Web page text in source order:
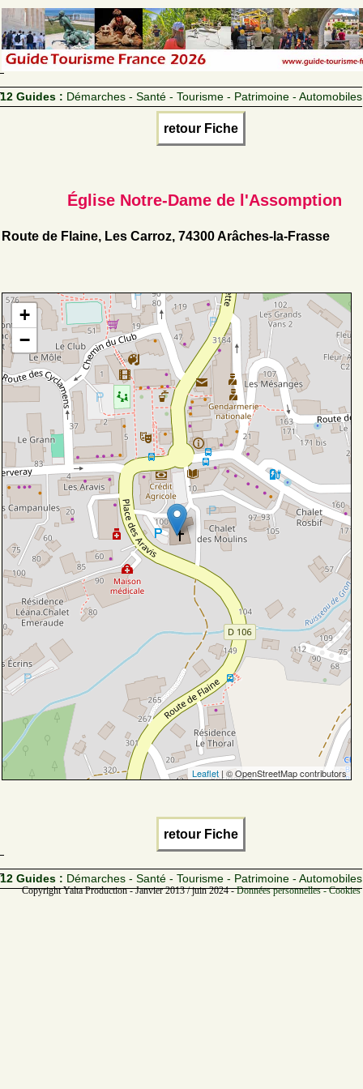
12 Guides : Démarches - Santé - Tourisme - Patrimoine - Automobiles
retour Fiche
Église Notre-Dame de l'Assomption
Route de Flaine, Les Carroz, 74300 Arâches-la-Frasse
+
−
Leaflet| © OpenStreetMap contributors
retour Fiche
12 Guides : Démarches - Santé - Tourisme - Patrimoine - Automobiles
Copyright Yalta Production - Janvier 2013 / juin 2024 -Données personnelles -